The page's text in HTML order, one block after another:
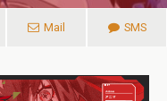
Mail SMS